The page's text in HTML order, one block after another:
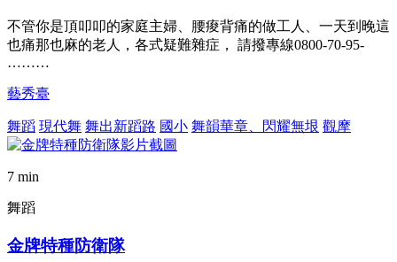
不管你是頂叩叩的家庭主婦、腰痠背痛的做工人、一天到晚這
也痛那也麻的老人，各式疑難雜症， 請撥專線0800-70-95-
………
藝秀臺
舞蹈 現代舞 舞出新蹈路 國小 舞韻華章、閃耀無垠 觀摩
7 min
舞蹈
金牌特種防衛隊